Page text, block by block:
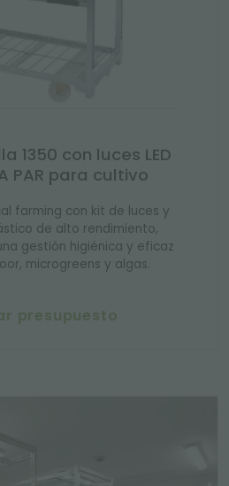
1350 con luces LED
PAR para cultivo
farming con kit de luces y
de alto rendimiento,
gestión higiénica y eficaz
microgreens y algas.
presupuesto